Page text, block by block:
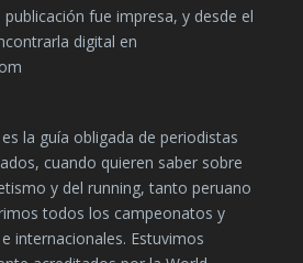
fue impresa, y desde el
digital en
la guía obligada de periodistas
cuando quieren saber sobre
y del running, tanto peruano
todos los campeonatos y
internacionales. Estuvimos